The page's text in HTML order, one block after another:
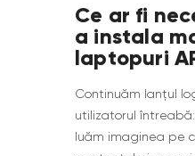
Ce ar fi
a instala
laptopuri
Continuăm lanțul
utilizatorul
luăm imaginea pe